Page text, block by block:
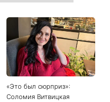
«Это был сюрприз»:
Соломия Витвицкая